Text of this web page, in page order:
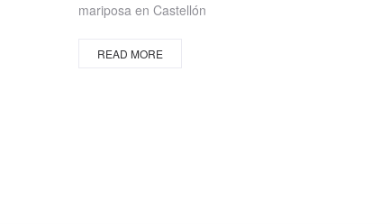
mariposa en Castellón
READ MORE